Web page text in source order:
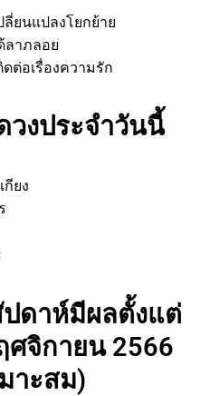
ลี่ยนแปลงโยกย้าย
ลาภลอย
ดต่อเรื่องความรัก
วงประจำวันนี้
ยง
ดาห์มีผลตั้งแต่
ศจิกายน 2566
าะสม)